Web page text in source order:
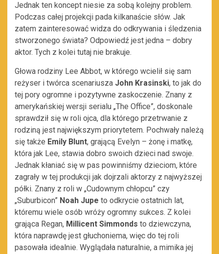
Jednak ten koncept niesie za sobą kolejny problem.
Podczas całej projekcji pada kilkanaście słów. Jak
zatem zainteresować widza do odkrywania i śledzenia
stworzonego świata? Odpowiedź jest jedna – dobry
aktor. Tych z kolei tutaj nie brakuje.
Głowa rodziny Lee Abbot, w którego wcielił się sam
reżyser i twórca scenariusza John Krasinski, to jak do
tej pory ogromne i pozytywne zaskoczenie. Znany z
amerykańskiej wersji serialu „The Office”, doskonale
sprawdził się w roli ojca, dla którego przetrwanie z
rodziną jest największym priorytetem. Pochwały należą
się także Emily Blunt, grającą Evelyn – żonę i matkę,
która jak Lee, stawia dobro swoich dzieci nad swoje.
Jednak kłaniać się w pas powinniśmy dzieciom, które
zagrały w tej produkcji jak dojrzali aktorzy z najwyższej
półki. Znany z roli w „Cudownym chłopcu” czy
„Suburbicon” Noah Jupe to odkrycie ostatnich lat,
któremu wiele osób wróży ogromny sukces. Z kolei
grająca Regan, Millicent Simmonds to dziewczyna,
która naprawdę jest głuchoniema, więc do tej roli
pasowała idealnie. Wyglądała naturalnie, a mimika jej